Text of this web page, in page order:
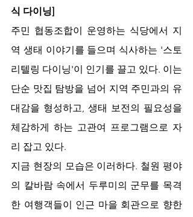
식 다이닝]
주민 협동조합이 운영하는 식당에서 지
역 생태 이야기를 들으며 식사하는 '스토
리텔링 다이닝'이 인기를 끌고 있다. 이는
단순 맛집 탐방을 넘어 지역 주민과의 유
대감을 형성하고, 생태 보전의 필요성을
체감하게 하는 고관여 프로그램으로 자
리 잡고 있다.
지금 현장의 모습은 이러하다. 철원 평야
의 칼바람 속에서 두루미의 군무를 목격
한 여행객들이 인근 마을 회관으로 향한